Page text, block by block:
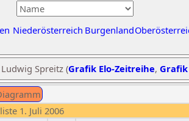
Niederösterreich Burgenland
Spreitz (Grafik Elo-Zeitreihe,
1. Juli 2006